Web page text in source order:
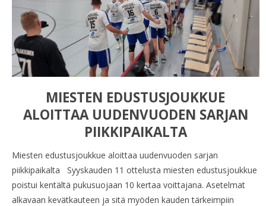
MIESTEN EDUSTUSJOUKKUE
ALOITTAA UUDENVUODEN SARJAN
PIIKKIPAIKALTA
Miesten edustusjoukkue aloittaa uudenvuoden sarjan
piikkipaikalta Syyskauden 11 ottelusta miesten edustusjoukkue
poistui kentältä pukusuojaan 10 kertaa voittajana. Asetelmat
alkavaan kevätkauteen ja sitä myöden kauden tärkeimpiin